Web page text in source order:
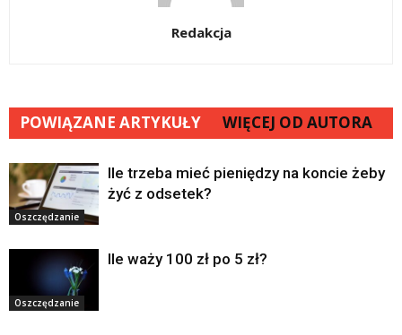
Redakcja
POWIĄZANE ARTYKUŁY WIĘCEJ OD AUTORA
Oszczędzanie
Ile trzeba mieć pieniędzy na koncie żeby
żyć z odsetek?
Oszczędzanie
Ile waży 100 zł po 5 zł?